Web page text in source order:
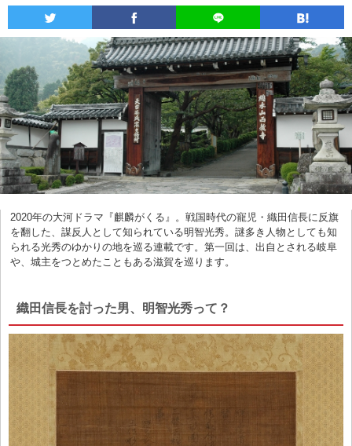
2020年の大河ドラマ『麒麟がくる』。戦国時代の寵児・織田信長に反旗
を翻した、謀反人として知られている明智光秀。謎多き人物としても知
られる光秀のゆかりの地を巡る連載です。第一回は、出自とされる岐阜
や、城主をつとめたこともある滋賀を巡ります。
織田信長を討った男、明智光秀って？